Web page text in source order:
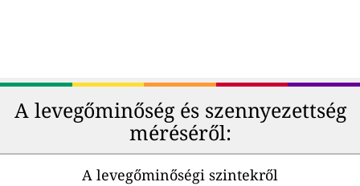
A levegőminőség és szennyezettség
méréséről:
A levegőminőségi szintekről